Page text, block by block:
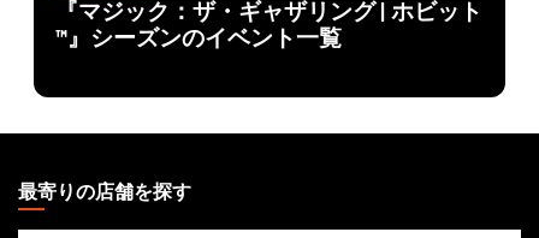
『マジック：ザ・ギャザリング | ホビット
™』シーズンのイベント一覧
THE
GATHERING
最寄りの店舗を探す